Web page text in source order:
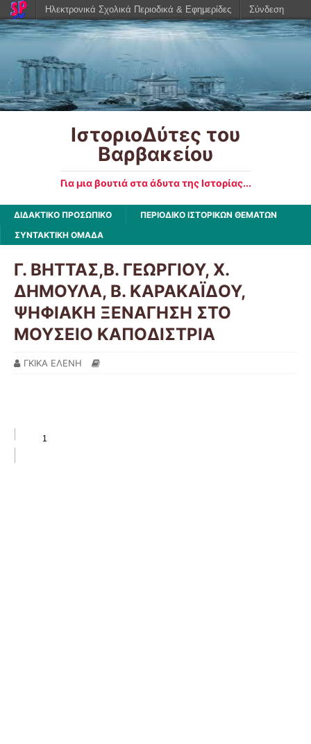
ΙστοριοΔύτες του
Βαρβακείου
Για μια βουτιά στα άδυτα της Ιστορίας...
ΔΙΔΑΚΤΙΚΟ ΠΡΟΣΩΠΙΚΟ
ΠΕΡΙΟΔΙΚΟ ΙΣΤΟΡΙΚΩΝ ΘΕΜΑΤΩΝ
ΣΥΝΤΑΚΤΙΚΗ ΟΜΑΔΑ
Γ. ΒΗΤΤΑΣ,Β. ΓΕΩΡΓΙΟΥ, Χ.
ΔΗΜΟΥΛΑ, Β. ΚΑΡΑΚΑΪΔΟΥ,
ΨΗΦΙΑΚΗ ΞΕΝΑΓΗΣΗ ΣΤΟ
ΜΟΥΣΕΙΟ ΚΑΠΟΔΙΣΤΡΙΑ
ΓΚΙΚΑ ΕΛΕΝΗ
Ηλεκτρονικά Σχολικά Περιοδικά & Εφημερίδες Σύνδεση